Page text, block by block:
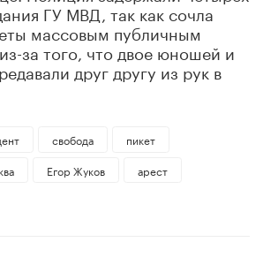
ГУ МВД, так как сочла
массовым публичным
за того, что двое юношей и
друг другу из рук в
свобода
пикет
Егор Жуков
арест